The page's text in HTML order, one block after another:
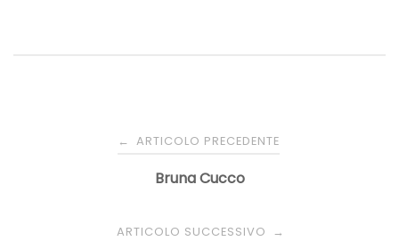
Navigazione
← ARTICOLO PRECEDENTE
Bruna Cucco
ARTICOLO SUCCESSIVO →